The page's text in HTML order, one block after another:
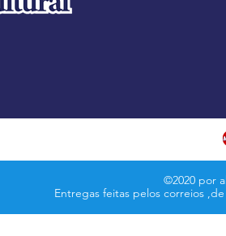
©2020
Entregas feitas pelos correios